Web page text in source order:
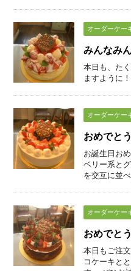
オーダーケー
みんなみ
本日も、た
ますように
オーダーケー
おめでと
お誕生日お
ベリー系と
を交互に並
オーダーケー
おめでと
本日もご注
コケーキと